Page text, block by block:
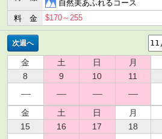
自然美あふれるコース
料 金
$170～255
次週へ
金 土 日 月
8
9 10 11
金 土 日 月
15
16 17 18